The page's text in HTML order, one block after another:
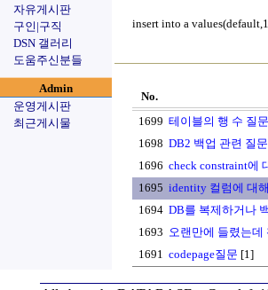
자유게시판
구인|구직
DSN 갤러리
도움주신분들
Admin
운영게시판
최근게시물
insert into a
No.
1699 테이블의 행 수 질
1698 DB2 백업 관련 질
1696 check constraint에
1695 identity 컬럼에 대
1694 DB를 복제하거나
1693 오랜만에 들렸는데
1691 codepage질문 [1]